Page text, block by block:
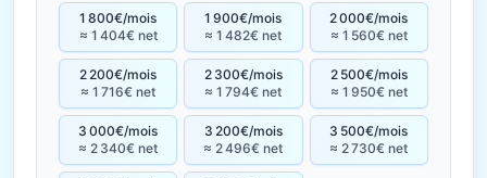
1 800€/mois
≈ 1 404€ net
1 900€/mois
≈ 1 482€ net
2 000€/mois
≈ 1 560€ net
2 200€/mois
≈ 1 716€ net
2 300€/mois
≈ 1 794€ net
2 500€/mois
≈ 1 950€ net
3 000€/mois
≈ 2 340€ net
3 200€/mois
≈ 2 496€ net
3 500€/mois
≈ 2 730€ net